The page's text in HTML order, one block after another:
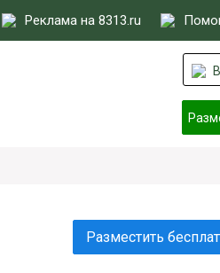
Реклама на 8313.ru
Разместить